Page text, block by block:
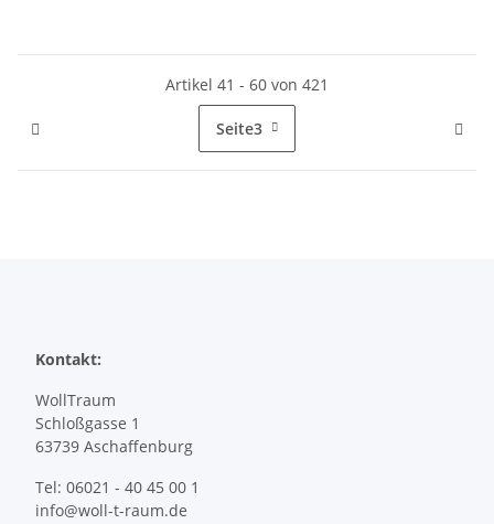
Artikel 41 - 60 von 421
Seite3
Kontakt:
WollTraum
Schloßgasse 1
63739 Aschaffenburg
Tel: 06021 - 40 45 00 1
info@woll-t-raum.de